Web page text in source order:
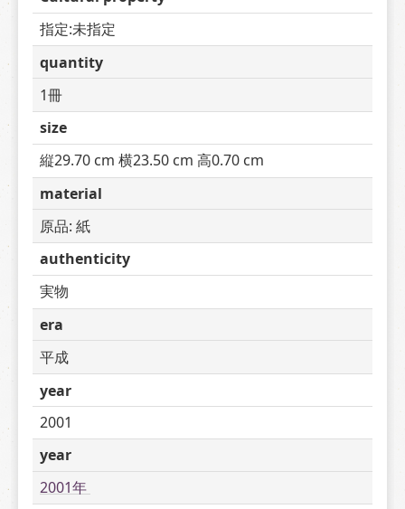
指定:未指定
quantity
1冊
size
縦29.70 cm 横23.50 cm 高0.70 cm
material
原品: 紙
authenticity
実物
era
平成
year
2001
year
2001年